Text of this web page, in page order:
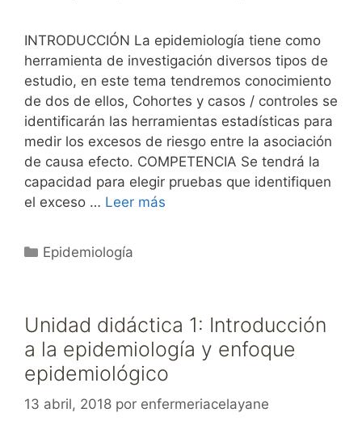
INTRODUCCIÓN La epidemiología tiene como
herramienta de investigación diversos tipos de
estudio, en este tema tendremos conocimiento
de dos de ellos, Cohortes y casos / controles se
identificarán las herramientas estadísticas para
medir los excesos de riesgo entre la asociación
de causa efecto. COMPETENCIA Se tendrá la
capacidad para elegir pruebas que identifiquen
el exceso … Leer más
Categorías
Epidemiología
Unidad didáctica 1: Introducción
a la epidemiología y enfoque
epidemiológico
13 abril, 2018 por enfermeriacelayane